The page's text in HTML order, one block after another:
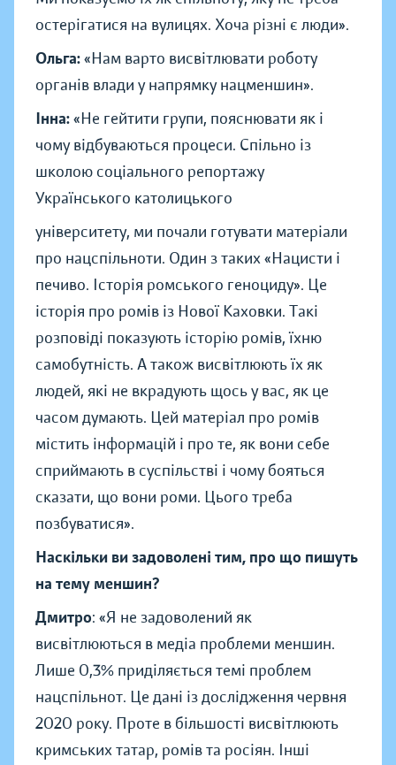
остерігатися на вулицях. Хоча різні є люди».
Ольга:«Нам варто висвітлювати роботу
органів влади у напрямку нацменшин».
Інна:«Не гейтити групи, пояснювати як і
чому відбуваються процеси. Спільно із
школою соціального репортажу
Українського католицького
університету, ми почали готувати матеріали
про нацспільноти. Один з таких «Нацисти і
печиво. Історія ромського геноциду». Це
історія про ромів із Нової Каховки. Такі
розповіді показують історію ромів, їхню
самобутність. А також висвітлюють їх як
людей, які не вкрадують щось у вас, як це
часом думають. Цей матеріал про ромів
містить інформацій і про те, як вони себе
сприймають в суспільстві і чому бояться
сказати, що вони роми. Цього треба
позбуватися».
Наскільки ви задоволені тим, про що пишуть
на тему меншин?
Дмитро: «Я не задоволений як
висвітлюються в медіа проблеми меншин.
Лише 0,3% приділяється темі проблем
нацспільнот. Це дані із дослідження червня
2020 року. Проте в більшості висвітлюють
кримських татар, ромів та росіян. Інші